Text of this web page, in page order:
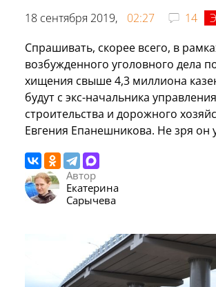
18 сентября 2019, 02:27 14
Спрашивать, скорее всего, в
возбужденного уголовного дела
хищения свыше 4,3 миллиона
будут с экс-начальника управления
строительства и дорожного
Евгения Епанешникова. Не зря он
Автор
Екатерина
Сарычева